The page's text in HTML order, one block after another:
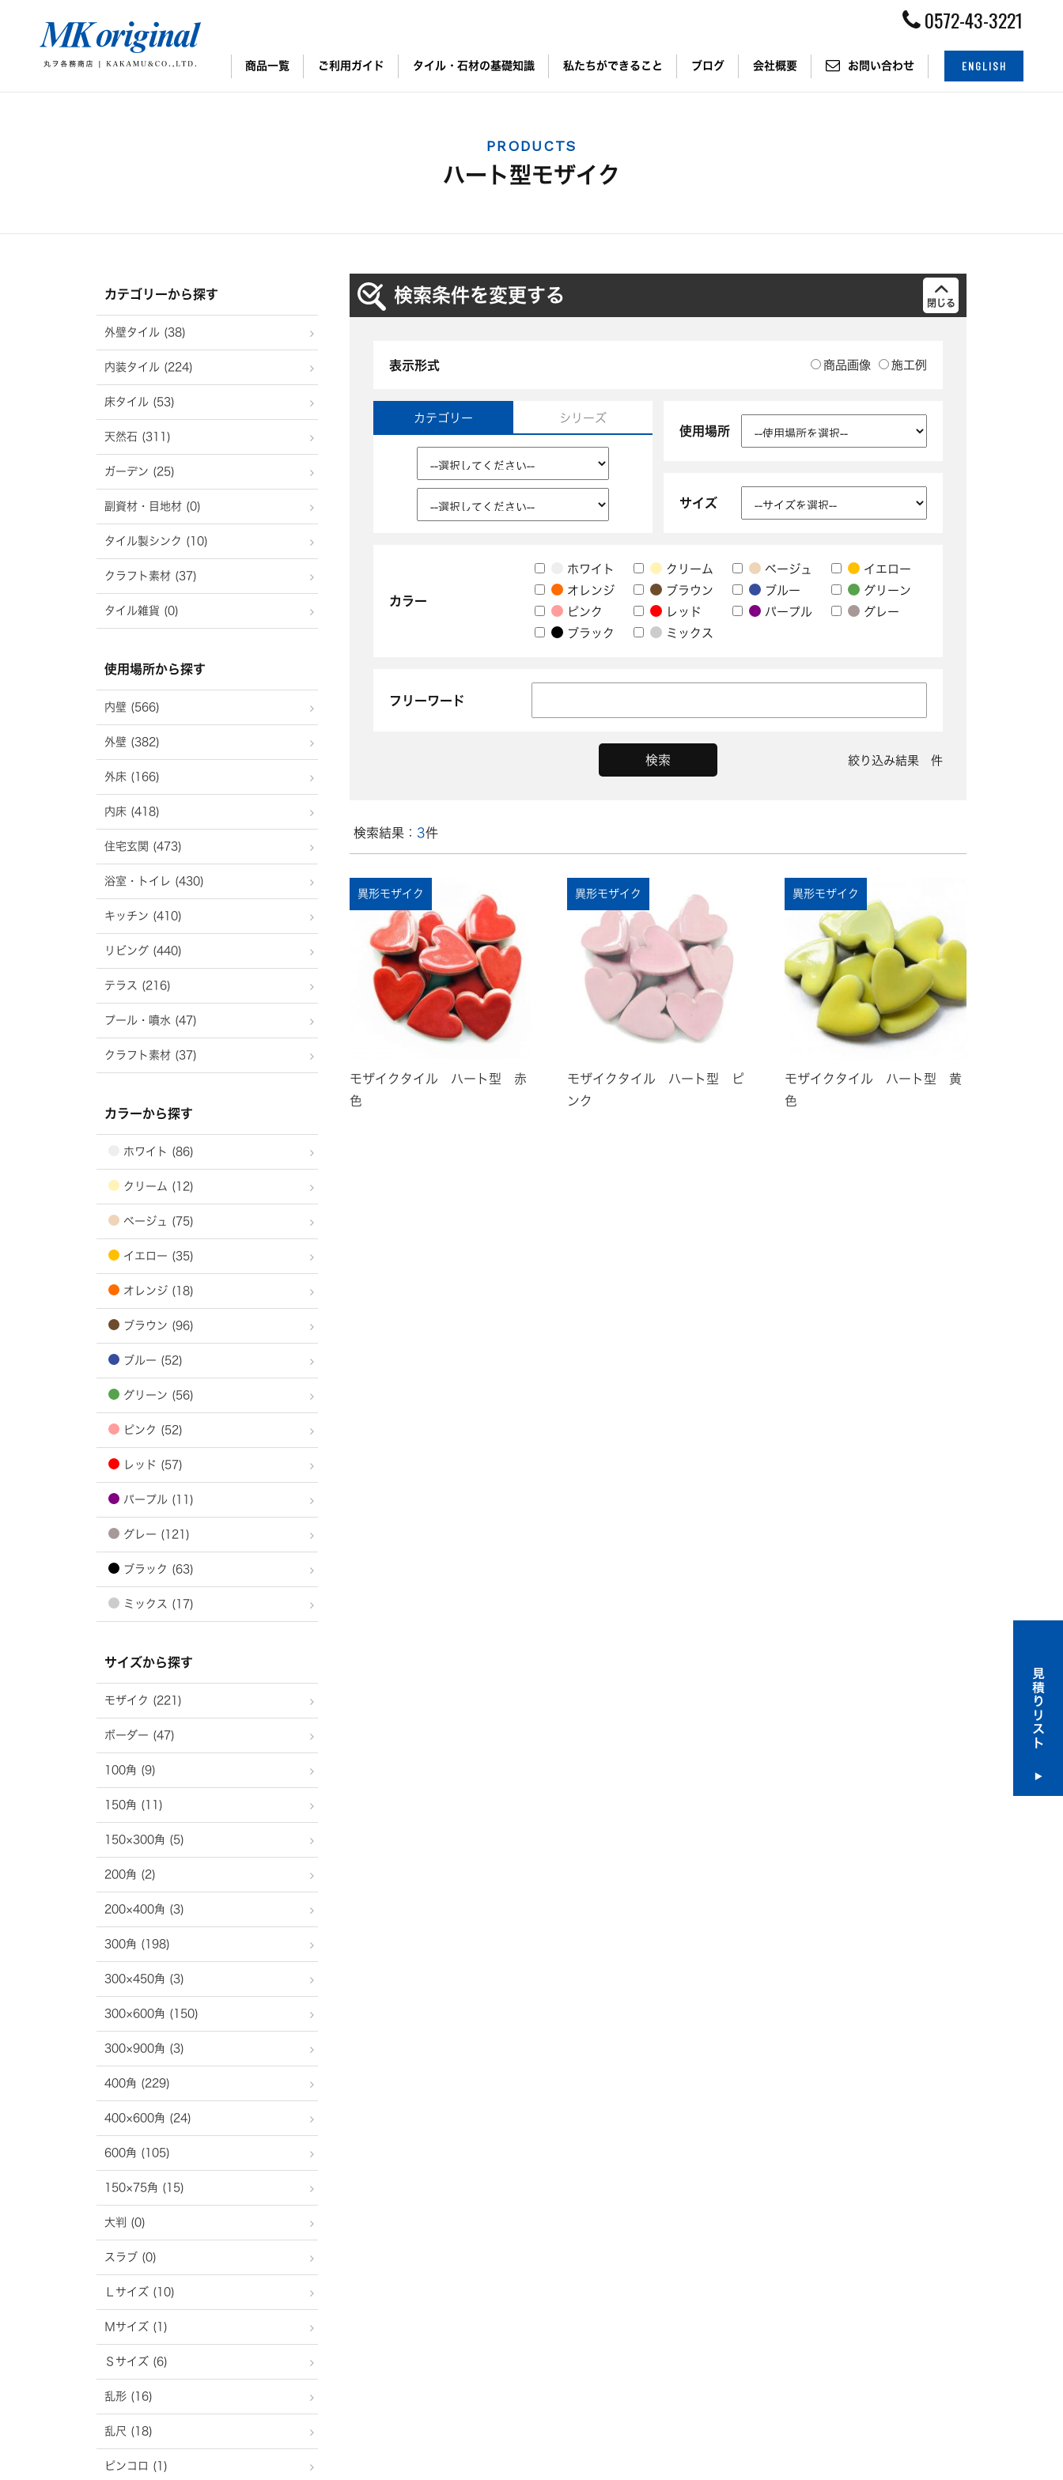
0572-43-3221
商品一覧 ご利用ガイド タイル・石材の基礎知識 私たちができること ブログ 会社概要 お問い合わせ ENGLISH
PRODUCTS
ハート型モザイク
検索条件を変更する
表示形式 商品画像 施工例
カテゴリー シリーズ
使用場所
サイズ
カラー
ホワイト クリーム ベージュ
イエロー
オレンジ
ブラウン ブルー
グリーン
ピンク
レッド パープル
グレー
ブラック
ミックス
フリーワード
絞り込み結果 件
検索結果： 3件
モザイクタイル ハート型 赤
色
異形モザイク
モザイクタイル ハート型 ピ
ンク
異形モザイク
モザイクタイル ハート型 黄
色
異形モザイク
カテゴリーから探す
外壁タイル (38)
内装タイル (224)
床タイル (53)
天然石 (311)
ガーデン (25)
副資材・目地材 (0)
タイル製シンク (10)
クラフト素材 (37)
タイル雑貨 (0)
使用場所から探す
内壁 (566)
外壁 (382)
外床 (166)
内床 (418)
住宅玄関 (473)
浴室・トイレ (430)
キッチン (410)
リビング (440)
テラス (216)
プール・噴水 (47)
クラフト素材 (37)
カラーから探す
ホワイト (86)
クリーム (12)
ベージュ (75)
イエロー (35)
オレンジ (18)
ブラウン (96)
ブルー (52)
グリーン (56)
ピンク (52)
レッド (57)
パープル (11)
グレー (121)
ブラック (63)
ミックス (17)
サイズから探す
モザイク (221)
ボーダー (47)
100角 (9)
150角 (11)
150×300角 (5)
200角 (2)
200×400角 (3)
300角 (198)
300×450角 (3)
300×600角 (150)
300×900角 (3)
400角 (229)
400×600角 (24)
600角 (105)
150×75角 (15)
大判 (0)
スラブ (0)
Ｌサイズ (10)
Ｍサイズ (1)
Ｓサイズ (6)
乱形 (16)
乱尺 (18)
ピンコロ (1)